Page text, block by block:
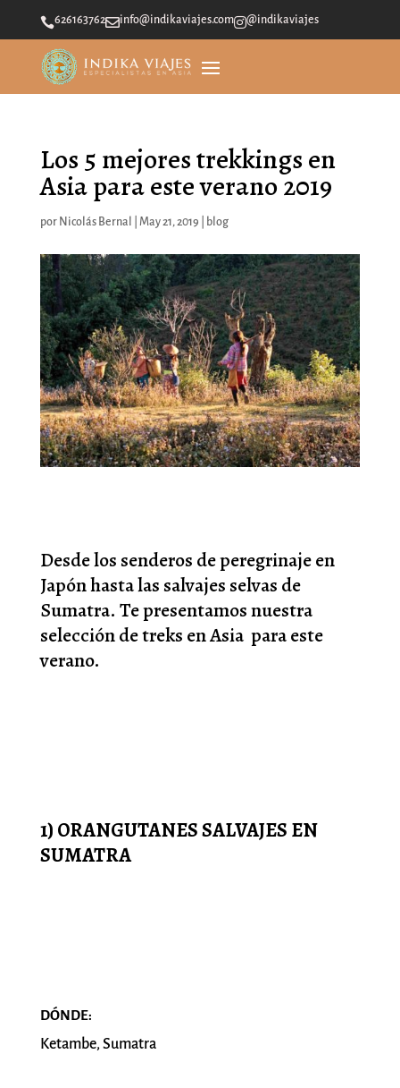
626163762info@indikaviajes.com@indikaviajes
Los 5 mejores trekkings en
Asia para este verano 2019
por Nicolás Bernal May 21, 2019 blog
Desde los senderos de peregrinaje en
Japón hasta las salvajes selvas de
Sumatra. Te presentamos nuestra
selección de treks en Asia para este
verano.
1) ORANGUTANES SALVAJES EN
SUMATRA
DÓNDE:
Ketambe, Sumatra